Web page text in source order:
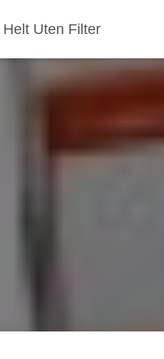
Helt Uten Filter